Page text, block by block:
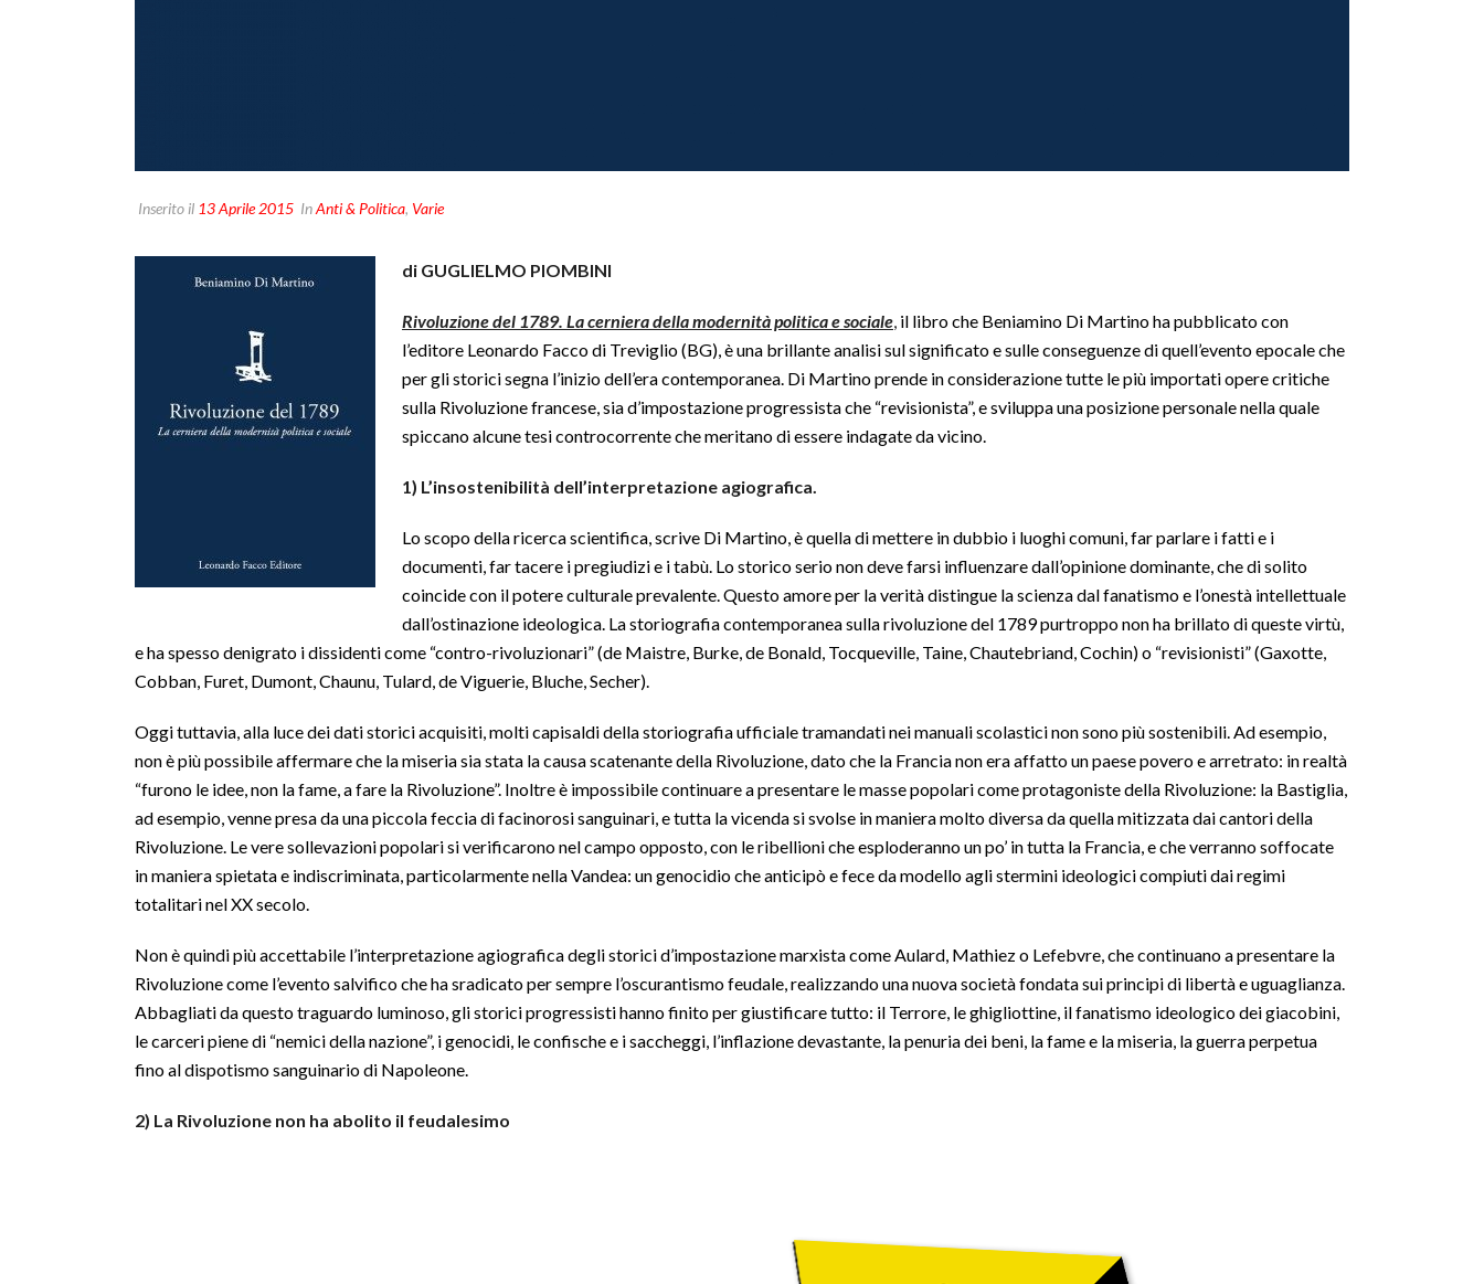
Inserito il 13 Aprile 2015 InAnti & Politica, Varie
di GUGLIELMO PIOMBINI
Rivoluzione del 1789. La cerniera della modernità politica e sociale, il libro che Beniamino Di Martino ha pubblicato con
l’editore Leonardo Facco di Treviglio (BG), è una brillante analisi sul significato e sulle conseguenze di quell’evento epocale che
per gli storici segna l’inizio dell’era contemporanea. Di Martino prende in considerazione tutte le più importati opere critiche
sulla Rivoluzione francese, sia d’impostazione progressista che “revisionista”, e sviluppa una posizione personale nella quale
spiccano alcune tesi controcorrente che meritano di essere indagate da vicino.
1) L’insostenibilità dell’interpretazione agiografica.
Lo scopo della ricerca scientifica, scrive Di Martino, è quella di mettere in dubbio i luoghi comuni, far parlare i fatti e i
documenti, far tacere i pregiudizi e i tabù. Lo storico serio non deve farsi influenzare dall’opinione dominante, che di solito
coincide con il potere culturale prevalente. Questo amore per la verità distingue la scienza dal fanatismo e l’onestà intellettuale
dall’ostinazione ideologica. La storiografia contemporanea sulla rivoluzione del 1789 purtroppo non ha brillato di queste virtù,
e ha spesso denigrato i dissidenti come “contro-rivoluzionari” (de Maistre, Burke, de Bonald, Tocqueville, Taine, Chautebriand, Cochin) o “revisionisti” (Gaxotte,
Cobban, Furet, Dumont, Chaunu, Tulard, de Viguerie, Bluche, Secher).
Oggi tuttavia, alla luce dei dati storici acquisiti, molti capisaldi della storiografia ufficiale tramandati nei manuali scolastici non sono più sostenibili. Ad esempio,
non è più possibile affermare che la miseria sia stata la causa scatenante della Rivoluzione, dato che la Francia non era affatto un paese povero e arretrato: in realtà
“furono le idee, non la fame, a fare la Rivoluzione”. Inoltre è impossibile continuare a presentare le masse popolari come protagoniste della Rivoluzione: la Bastiglia,
ad esempio, venne presa da una piccola feccia di facinorosi sanguinari, e tutta la vicenda si svolse in maniera molto diversa da quella mitizzata dai cantori della
Rivoluzione. Le vere sollevazioni popolari si verificarono nel campo opposto, con le ribellioni che esploderanno un po’ in tutta la Francia, e che verranno soffocate
in maniera spietata e indiscriminata, particolarmente nella Vandea: un genocidio che anticipò e fece da modello agli stermini ideologici compiuti dai regimi
totalitari nel XX secolo.
Non è quindi più accettabile l’interpretazione agiografica degli storici d’impostazione marxista come Aulard, Mathiez o Lefebvre, che continuano a presentare la
Rivoluzione come l’evento salvifico che ha sradicato per sempre l’oscurantismo feudale, realizzando una nuova società fondata sui principi di libertà e uguaglianza.
Abbagliati da questo traguardo luminoso, gli storici progressisti hanno finito per giustificare tutto: il Terrore, le ghigliottine, il fanatismo ideologico dei giacobini,
le carceri piene di “nemici della nazione”, i genocidi, le confische e i saccheggi, l’inflazione devastante, la penuria dei beni, la fame e la miseria, la guerra perpetua
fino al dispotismo sanguinario di Napoleone.
2) La Rivoluzione non ha abolito il feudalesimo